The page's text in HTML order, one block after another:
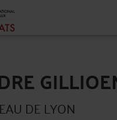
DE LYON